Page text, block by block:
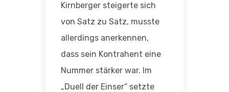
Kirnberger steigerte sich
von Satz zu Satz, musste
allerdings anerkennen,
dass sein Kontrahent eine
Nummer stärker war. Im
„Duell der Einser“ setzte